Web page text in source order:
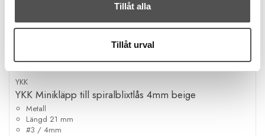
Tillåt alla
Tillåt urval
YKK
YKK Minikläpp till spiralblixtlås 4mm beige
Metall
Längd 21 mm
#3 / 4mm